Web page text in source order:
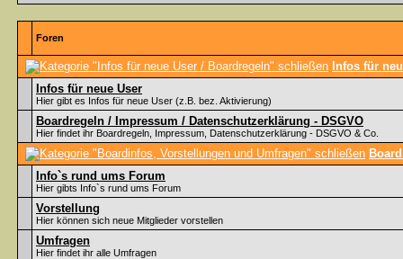
Foren
Infos für
Infos für neue User
Hier gibt es Infos für neue User (z.B. bez. Aktivierung)
Boardregeln / Impressum / Datenschutzerklärung - DSGVO
Hier findet ihr Boardregeln, Impressum, Datenschutzerklärung - DSGVO & Co.
Info`s rund ums Forum
Hier gibts Info`s rund ums Forum
Vorstellung
Hier können sich neue Mitglieder vorstellen
Umfragen
Hier findet ihr alle Umfragen